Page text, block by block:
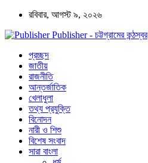
রবিবার, আগস্ট ৯, ২০২৬
Publisher - চট্টগ্রামের কন্ঠস্বর
প্রচ্ছদ
জাতীয়
রাজনীতি
আন্তর্জাতিক
খেলাধুলা
তথ্য প্রযুক্তি
বিনোদন
নারী ও শিশু
বিশেষ সংবাদ
সারা বাংলা